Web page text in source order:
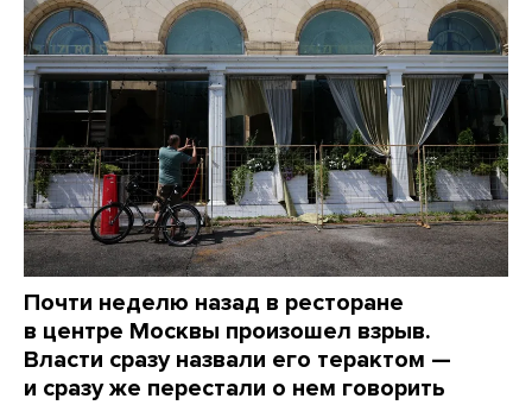
Почти неделю назад в ресторане
в центре Москвы произошел взрыв.
Власти сразу назвали его терактом —
и сразу же перестали о нем говорить